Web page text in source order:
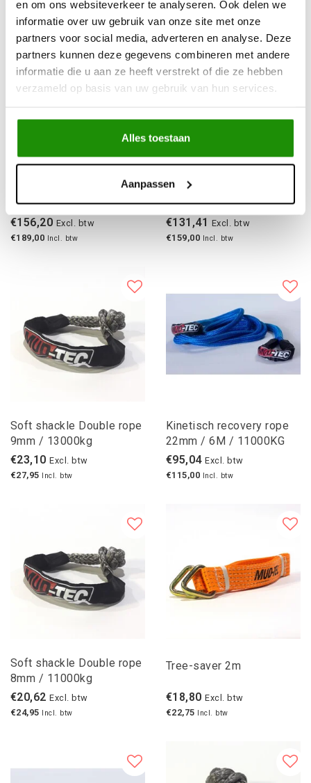
en om ons websiteverkeer te analyseren. Ook delen we
informatie over uw gebruik van onze site met onze
partners voor social media, adverteren en analyse. Deze
partners kunnen deze gegevens combineren met andere
informatie die u aan ze heeft verstrekt of die ze hebben
verzameld op basis van uw gebruik van hun services.
Alles toestaan
Aanpassen
Gerelateerde producten
COMPRESSOR 300L 12V
€156,20 Excl. btw
€189,00
Incl. btw
MUDTEC AIR
COMPRESSOR 160L 12V
€131,41 Excl. btw
€159,00
Incl. btw
Soft shackle Double rope
9mm / 13000kg
€23,10 Excl. btw
€27,95
Incl. btw
Kinetisch recovery rope
22mm / 6M / 11000KG
€95,04 Excl. btw
€115,00
Incl. btw
Soft shackle Double rope
8mm / 11000kg
€20,62 Excl. btw
€24,95
Incl. btw
Tree-saver 2m
€18,80 Excl. btw
€22,75
Incl. btw